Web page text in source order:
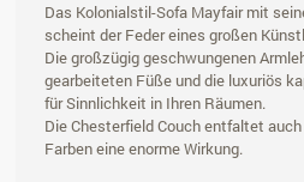
Das Kolonialstil-Sofa Mayfair mit
scheint der Feder eines großen
Die großzügig geschwungenen
gearbeiteten Füße und die luxuriös
für Sinnlichkeit in Ihren Räumen.
Die Chesterfield Couch entfaltet
Farben eine enorme Wirkung.